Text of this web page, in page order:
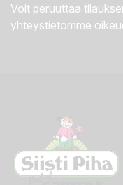
Voit peruuttaa
yhteystietomme